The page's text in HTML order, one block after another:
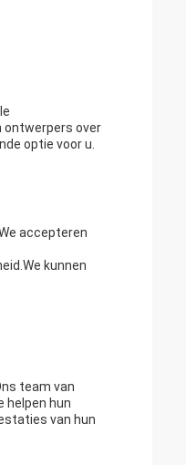
ontwerpers over
optie voor u.
accepteren
kunnen
team van
helpen hun
van hun